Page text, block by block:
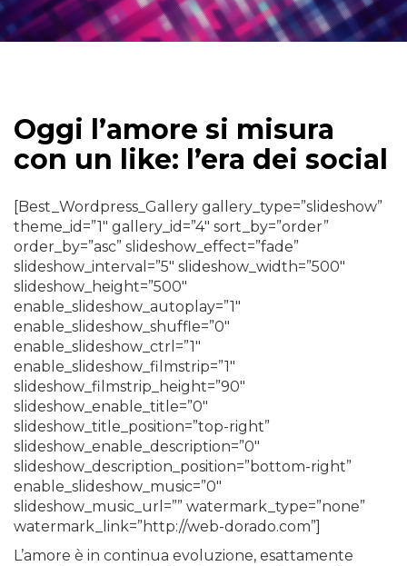
Oggi l’amore si misura
con un like: l’era dei social
[Best_Wordpress_Gallery gallery_type=”slideshow”
theme_id=”1″ gallery_id=”4″ sort_by=”order”
order_by=”asc” slideshow_effect=”fade”
slideshow_interval=”5″ slideshow_width=”500″
slideshow_height=”500″
enable_slideshow_autoplay=”1″
enable_slideshow_shuffle=”0″
enable_slideshow_ctrl=”1″
enable_slideshow_filmstrip=”1″
slideshow_filmstrip_height=”90″
slideshow_enable_title=”0″
slideshow_title_position=”top-right”
slideshow_enable_description=”0″
slideshow_description_position=”bottom-right”
enable_slideshow_music=”0″
slideshow_music_url=”” watermark_type=”none”
watermark_link=”http://web-dorado.com”]
L’amore è in continua evoluzione, esattamente